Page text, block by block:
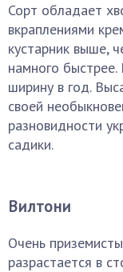
Сорт обладает
вкраплениями
кустарник выше,
намного
ширину в год.
своей
разновидности
садики.
Вилтони
Очень
разрастается в